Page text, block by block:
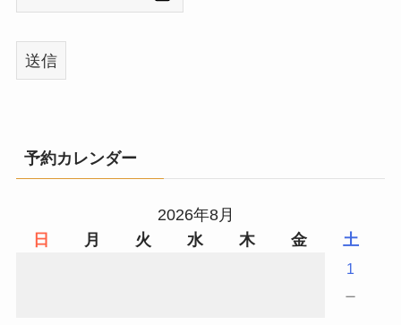
予約カレンダー
2026年8月
日
月 火 水 木 金 土
1
－